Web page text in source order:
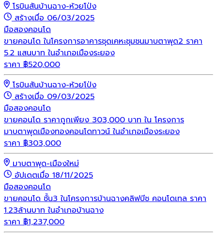
โรบินสันบ้านฉาง-ห้วยโป่ง
สร้างเมื่อ 06/03/2025
มือสองคอนโด
ขายคอนโด ในโครงการอาคารชุดเคหะชุมชนมาบตาพุด2 ราคา
5.2 แสนบาท ในอำเภอเมืองระยอง
ราคา ฿520,000
โรบินสันบ้านฉาง-ห้วยโป่ง
สร้างเมื่อ 09/03/2025
มือสองคอนโด
ขายคอนโด ราคาถูกเพียง 303,000 บาท ใน โครงการ
มาบตาพุดเมืองทองคอนโดทาวน์ ในอำเภอเมืองระยอง
ราคา ฿303,000
มาบตาพุด-เมืองใหม่
อัปเดตเมื่อ 18/11/2025
มือสองคอนโด
ขายคอนโด ชั้น3 ในโครงการบ้านฉางคลิฟบีช คอนโดเทล ราคา
1.23ล้านบาท ในอำเภอบ้านฉาง
ราคา ฿1,237,000